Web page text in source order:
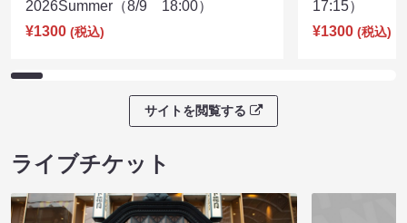
2026Summer（8/9 18:00）
¥1300 (税込)
17:15）
¥1300 (税込)
サイトを閲覧する
ライブチケット